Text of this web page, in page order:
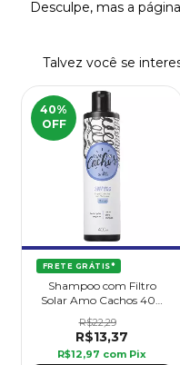
Desculpe, mas a
Talvez você se
40%
OFF
FRETE GRÁTIS*
Shampoo com Filtro
Solar Amo Cachos 400
ml - Griffus
R$22,29
R$13,37
R$12,97 com Pix